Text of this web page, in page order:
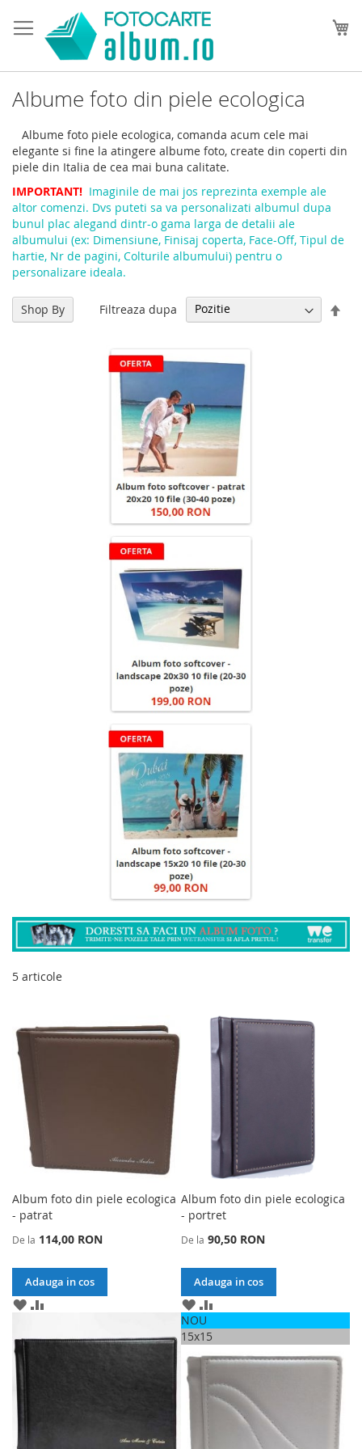
to
Content
Albume foto din piele ecologica
Albume foto piele ecologica, comanda acum cele mai
elegante si fine la atingere albume foto, create din coperti din
piele din Italia de cea mai buna calitate.
IMPORTANT! Imaginile de mai jos reprezinta exemple ale
altor comenzi. Dvs puteti sa va personalizati albumul dupa
bunul plac alegand dintr-o gama larga de detalii ale
albumului (ex: Dimensiune, Finisaj coperta, Face-Off, Tipul de
hartie, Nr de pagini, Colturile albumului) pentru o
personalizare ideala.
5 articole
Filtreaza dupa
Album foto din piele ecologica
- patrat
De la 114,00 RON
Adauga in cos
ADAUGA
LISTA
A
Album foto din piele ecologica
- portret
De la 90,50 RON
Adauga in cos
ADAUGA
LA
LISTA
DE
DORINTE
COMPARA
NOU
15x15
Shop By